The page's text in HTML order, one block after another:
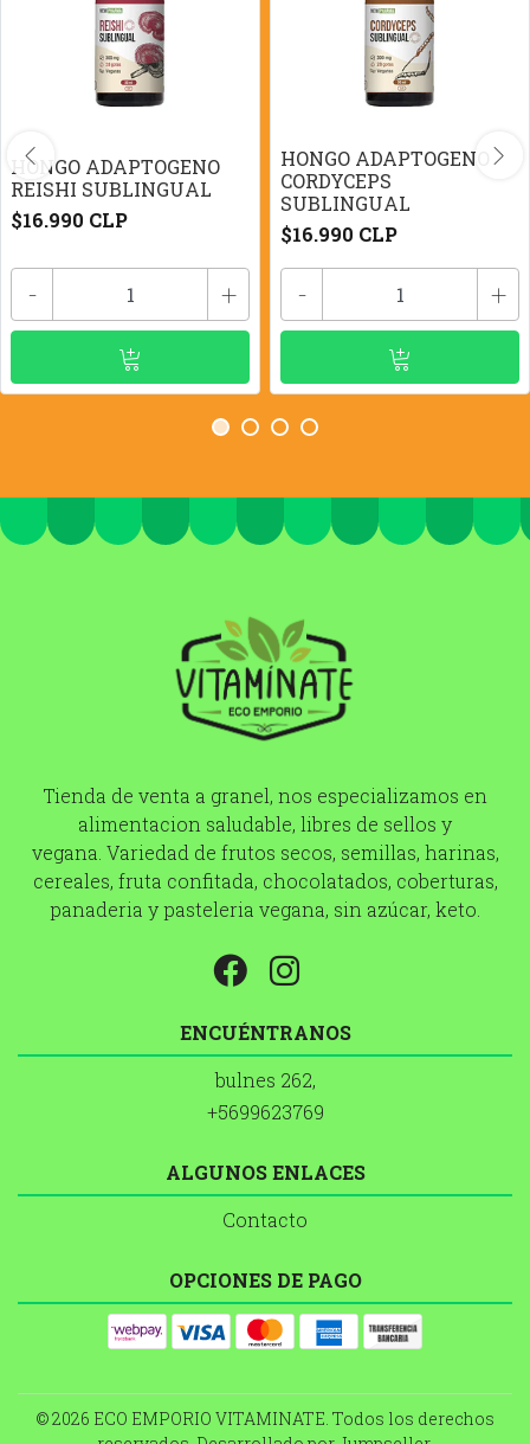
HONGO ADAPTOGENO
REISHI SUBLINGUAL
$16.990 CLP
- +
HONGO ADAPTOGENO
CORDYCEPS
SUBLINGUAL
$16.990 CLP
- +
Tienda de venta a granel, nos especializamos en
alimentacion saludable, libres de sellos y
vegana. Variedad de frutos secos, semillas, harinas,
cereales, fruta confitada, chocolatados, coberturas,
panaderia y pasteleria vegana, sin azúcar, keto.
ENCUÉNTRANOS
bulnes 262,
+5699623769
ALGUNOS ENLACES
Contacto
OPCIONES DE PAGO
© 2026 ECO EMPORIO VITAMINATE. Todos los derechos